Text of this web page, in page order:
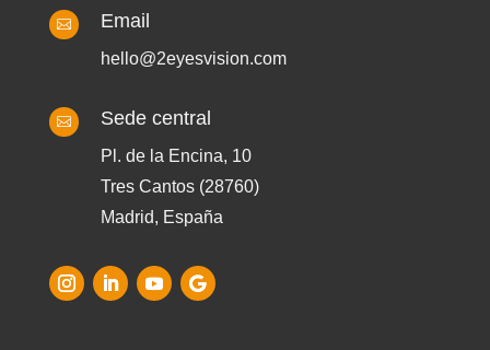
 Email
hello@2eyesvision.com
 Sede central
Pl. de la Encina, 10
Tres Cantos (28760)
Madrid, España